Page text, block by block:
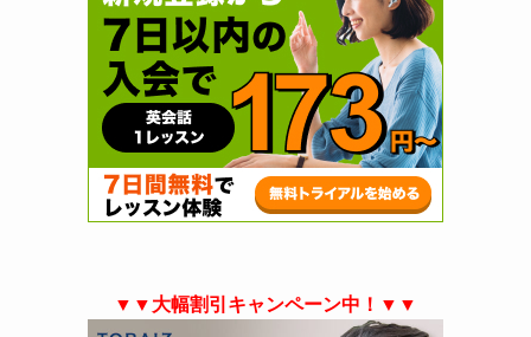
▼▼大幅割引キャンペーン中！▼▼